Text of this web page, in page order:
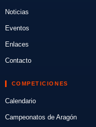
Noticias
Eventos
Enlaces
Contacto
COMPETICIONES
Calendario
Campeonatos de Aragón